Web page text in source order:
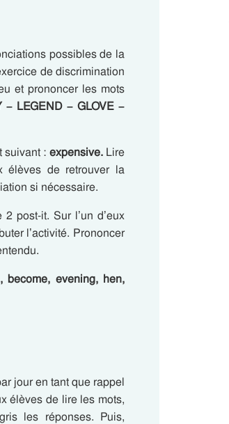
possibles de la
de discrimination
et prononcer les mots
– LEGEND – GLOVE –
suivant : expensive.Lire
élèves de retrouver la
si nécessaire.
post-it. Sur l’un d’eux
l’activité. Prononcer
become, evening, hen,
jour en tant que rappel
élèves de lire les mots,
les réponses. Puis,